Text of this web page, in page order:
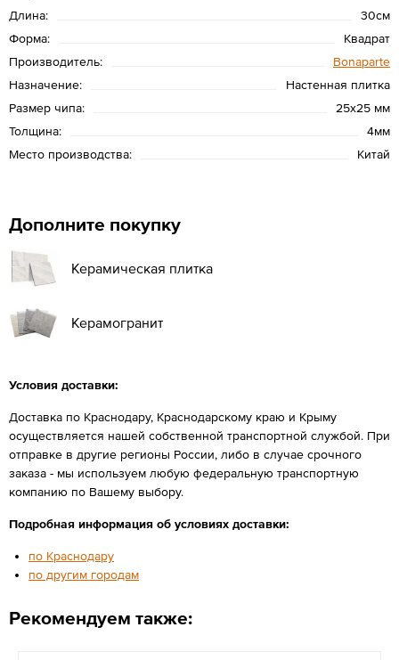
Длина:
30см
Форма:
Квадрат
Производитель:
Bonaparte
Назначение:
Настенная плитка
Размер чипа:
25x25 мм
Толщина:
4мм
Место производства:
Китай
Дополните покупку
Керамическая плитка
Керамогранит
Условия доставки:
Доставка по Краснодару, Краснодарскому краю и Крыму
осуществляется нашей собственной транспортной службой. При
отправке в другие регионы России, либо в случае срочного
заказа - мы используем любую федеральную транспортную
компанию по Вашему выбору.
Подробная информация об условиях доставки:
по Краснодару
по другим городам
Рекомендуем также: